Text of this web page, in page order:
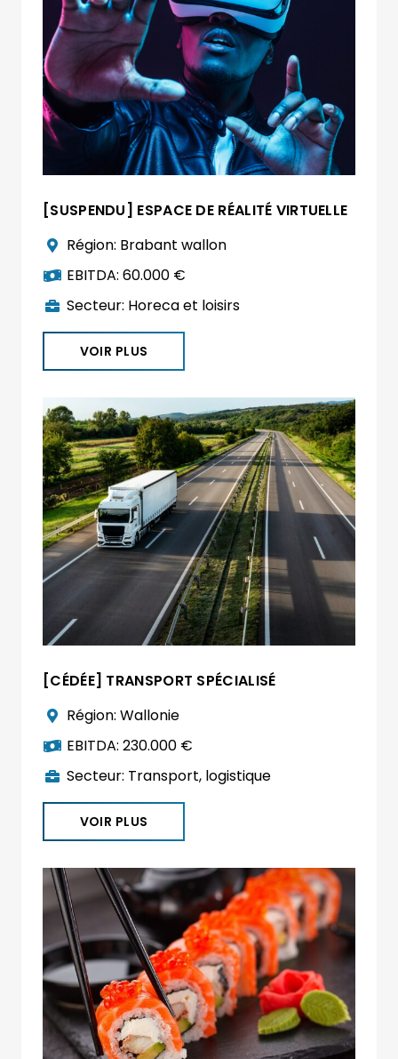
[SUSPENDU] ESPACE DE RÉALITÉ VIRTUELLE
Région: Brabant wallon
EBITDA:60.000 €
Secteur: Horeca et loisirs
VOIR PLUS
[CÉDÉE] TRANSPORT SPÉCIALISÉ
Région:Wallonie
EBITDA:230.000 €
Secteur: Transport, logistique
VOIR PLUS